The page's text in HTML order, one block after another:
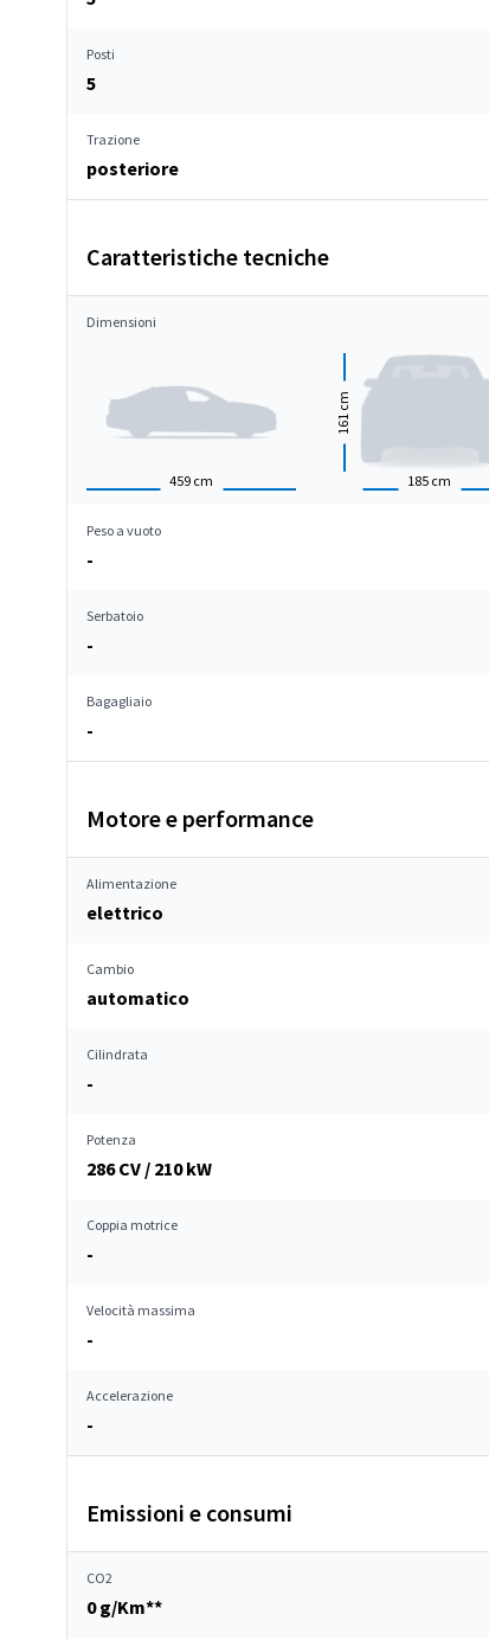
Posti
5
Trazione
posteriore
Caratteristiche tecniche
Dimensioni
459 cm 185 cm
161
cm
Peso a vuoto
-
Serbatoio
-
Bagagliaio
-
Motore e performance
Alimentazione
elettrico
Cambio
automatico
Cilindrata
-
Potenza
286 CV / 210 kW
Coppia motrice
-
Velocità massima
-
Accelerazione
-
Emissioni e consumi
CO2
0 g/Km**